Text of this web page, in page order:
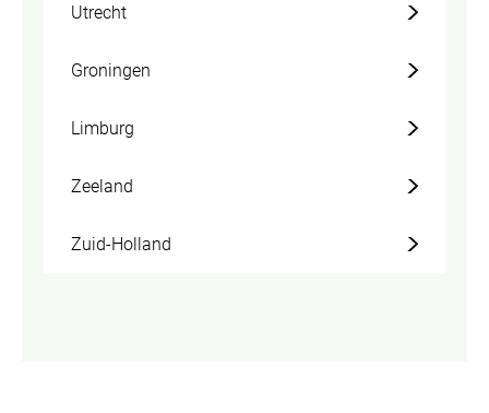
Utrecht
Groningen
Limburg
Zeeland
Zuid-Holland